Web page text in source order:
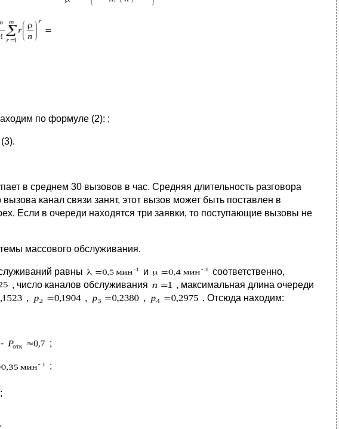
по формуле (2): ;
в среднем 30 вызовов в час. Средняя длительность разговора
канал связи занят, этот вызов может быть поставлен в
Если в очереди находятся три заявки, то поступающие вызовы не
массового обслуживания.
равны и
соответственно,
, число каналов обслуживания
, максимальная длина очереди
, , , . Отсюда находим:
;
;
;